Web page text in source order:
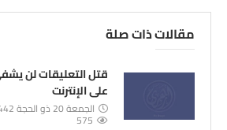
مقالات ذات صلة
قتل التعليقات لن
على الإنترنت
الجمعة 20 ذو الحجة 1442هـ 30-7-2021م
575